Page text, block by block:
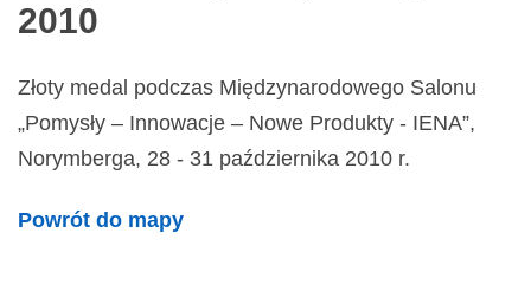
2010
Złoty medal podczas Międzynarodowego Salonu
„Pomysły – Innowacje – Nowe Produkty - IENA”,
Norymberga, 28 - 31 października 2010 r.
Powrót do mapy